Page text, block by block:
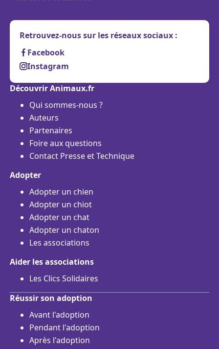
Retrouvez-nous sur les réseaux sociaux :
Facebook
Instagram
Découvrir Animaux.fr
Qui sommes-nous ?
Auteurs
Partenaires
Foire aux questions
Contact Presse et Technique
Adopter
Adopter un chien
Adopter un chiot
Adopter un chat
Adopter un chaton
Les associations
Aider les associations
Les Clics Solidaires
Réussir son adoption
Avant l'adoption
Pendant l'adoption
Après l'adoption